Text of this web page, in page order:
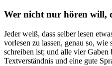
Wer nicht nur hören will,
Jeder weiß, dass selber lesen
vorlesen zu lassen, genau so, wie
schreiben ist; und alle vier
Textverständnis und eine gute